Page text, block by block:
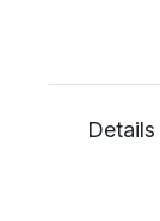
Details